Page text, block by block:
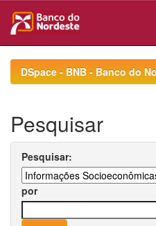
navigationDSpace - BNB - Banco do
Pesquisar
Pesquisar:
por